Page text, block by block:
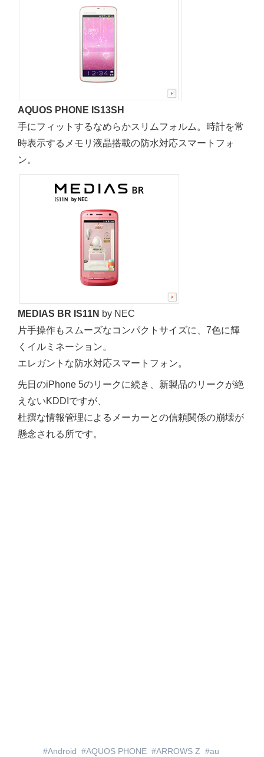
AQUOS PHONE IS13SH
手にフィットするなめらかスリムフォルム。時計を常
時表示するメモリ液晶搭載の防水対応スマートフォ
ン。
MEDIAS BR IS11N by NEC
片手操作もスムーズなコンパクトサイズに、7色に輝
くイルミネーション。
エレガントな防水対応スマートフォン。
先日のiPhone 5のリークに続き、新製品のリークが絶
えないKDDIですが、
杜撰な情報管理によるメーカーとの信頼関係の崩壊が
懸念される所です。
Android AQUOS PHONE ARROWS Z
au